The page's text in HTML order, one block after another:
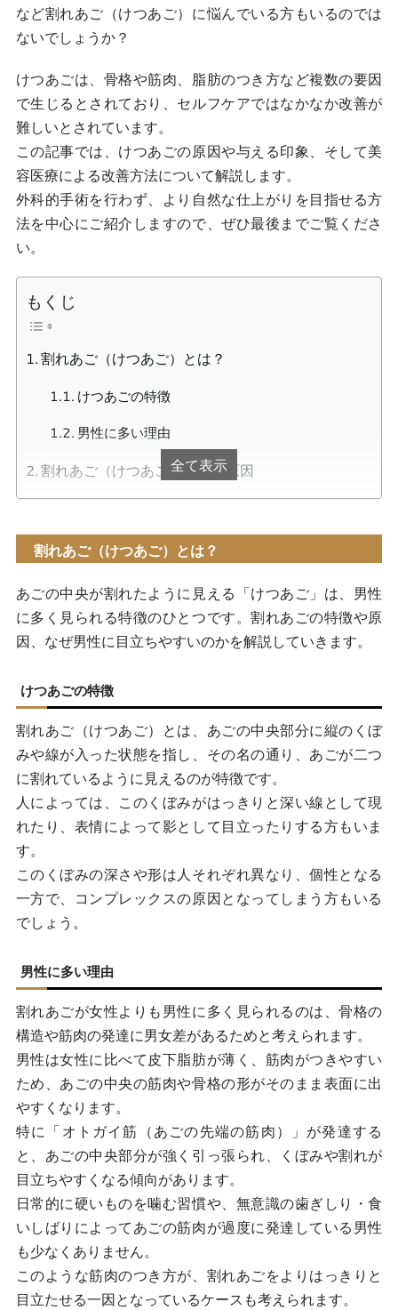
など割れあご（けつあご）に悩んでいる方もいるのでは
ないでしょうか？
けつあごは、骨格や筋肉、脂肪のつき方など複数の要因
で生じるとされており、セルフケアではなかなか改善が
難しいとされています。
この記事では、けつあごの原因や与える印象、そして美
容医療による改善方法について解説します。
外科的手術を行わず、より自然な仕上がりを目指せる方
法を中心にご紹介しますので、ぜひ最後までご覧くださ
い。
もくじ
割れあご（けつあご）とは？
けつあごの特徴
男性に多い理由
割れあご（けつあご）になる原因
筋肉の発達
割れあご（けつあご）が与える印象と悩み
ヒアルロン酸注入
ボトックス注射
脂肪注入
美容医療を選ぶ際の注意点
後悔しないためのクリニック選び
まとめ
Q.けつあごは遺伝によるものですか？
Q.効果はいつまで続きますか？
Q.周囲にバレずに施術できますか？
全て表示
割れあご（けつあご）とは？
あごの中央が割れたように見える「けつあご」は、男性
に多く見られる特徴のひとつです。割れあごの特徴や原
因、なぜ男性に目立ちやすいのかを解説していきます。
けつあごの特徴
割れあご（けつあご）とは、あごの中央部分に縦のくぼ
みや線が入った状態を指し、その名の通り、あごが二つ
に割れているように見えるのが特徴です。
人によっては、このくぼみがはっきりと深い線として現
れたり、表情によって影として目立ったりする方もいま
す。
このくぼみの深さや形は人それぞれ異なり、個性となる
一方で、コンプレックスの原因となってしまう方もいる
でしょう。
男性に多い理由
割れあごが女性よりも男性に多く見られるのは、骨格の
構造や筋肉の発達に男女差があるためと考えられます。
男性は女性に比べて皮下脂肪が薄く、筋肉がつきやすい
ため、あごの中央の筋肉や骨格の形がそのまま表面に出
やすくなります。
特に「オトガイ筋（あごの先端の筋肉）」が発達する
と、あごの中央部分が強く引っ張られ、くぼみや割れが
目立ちやすくなる傾向があります。
日常的に硬いものを噛む習慣や、無意識の歯ぎしり・食
いしばりによってあごの筋肉が過度に発達している男性
も少なくありません。
このような筋肉のつき方が、割れあごをよりはっきりと
目立たせる一因となっているケースも考えられます。